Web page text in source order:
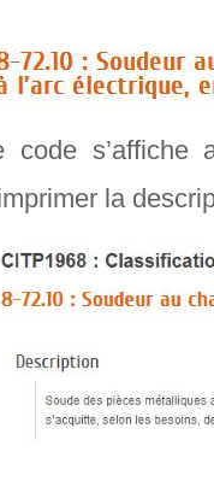
code s’affiche
la